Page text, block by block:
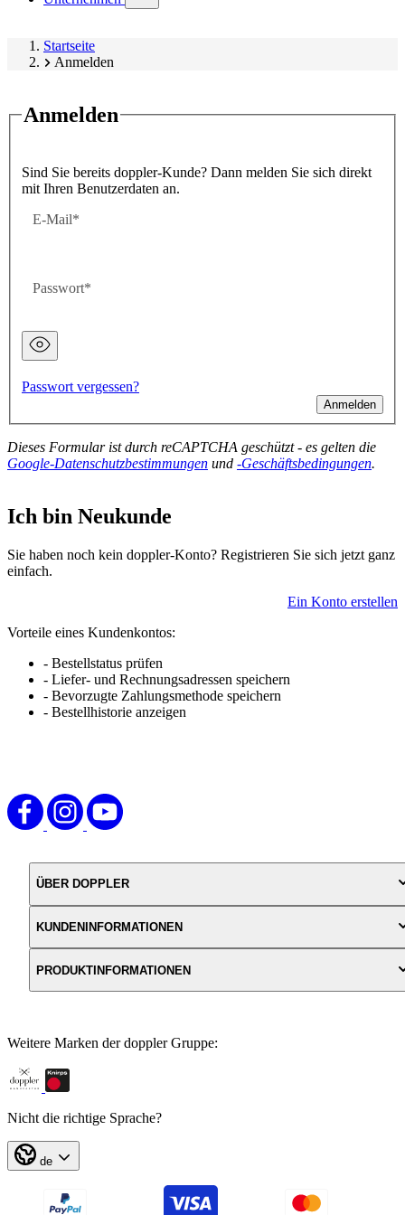
submenu)
Startseite
Anmelden
Anmelden
Sind Sie bereits doppler-Kunde? Dann melden Sie sich direkt
mit Ihren Benutzerdaten an.
E-Mail
Passwort
Passwort
Passwort vergessen?
Anmelden
Dieses Formular ist durch reCAPTCHA geschützt - es gelten die
Google-Datenschutzbestimmungen und -Geschäftsbedingungen.
Ich bin Neukunde
Sie haben noch kein doppler-Konto? Registrieren Sie sich jetzt ganz
einfach.
Ein Konto erstellen
Vorteile eines Kundenkontos:
- Bestellstatus prüfen
- Liefer- und Rechnungsadressen speichern
- Bevorzugte Zahlungsmethode speichern
- Bestellhistorie anzeigen
ÜBER DOPPLER
KUNDENINFORMATIONEN
PRODUKTINFORMATIONEN
Weitere Marken der doppler Gruppe:
Nicht die richtige Sprache?
de